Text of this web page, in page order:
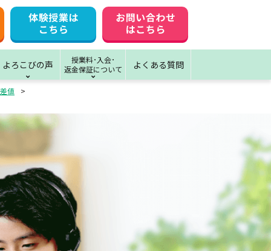
よろこびの声
授業料･入会･
返金保証について
よくある質問
値